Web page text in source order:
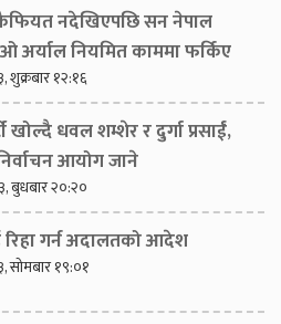
नदेखिएपछि सन नेपाल
अर्याल नियमित काममा फर्किए
शुक्रबार १२:१६
खोल्दै धवल शम्शेर र दुर्गा प्रसाईं,
आयोग जाने
बुधबार २०:२०
रिहा गर्न अदालतको आदेश
सोमबार १९:०१